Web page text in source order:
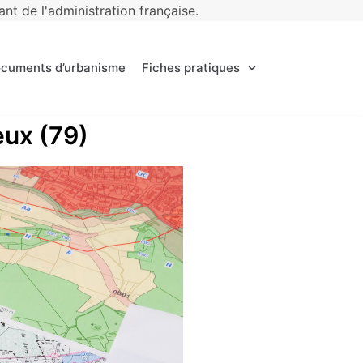
de l'administration française.
d’urbanisme Fiches pratiques
(79)